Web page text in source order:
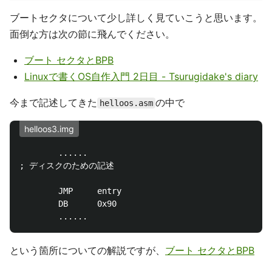
ブートセクタについて少し詳しく見ていこうと思います。
面倒な方は次の節に飛んでください。
ブート セクタとBPB
Linuxで書くOS自作入門 2日目 - Tsurugidake's diary
今まで記述してきた helloos.asm の中で
helloos3.img
        ......
; ディスクのための記述
        JMP     entry
        DB      0x90
という箇所についての解説ですが、 ブート セクタとBPB